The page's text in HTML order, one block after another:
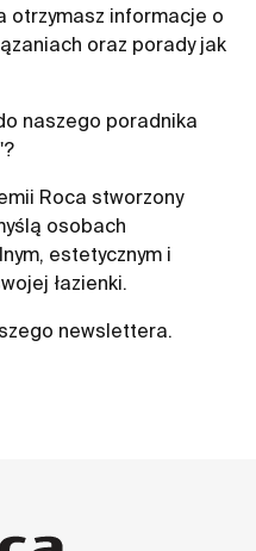
otrzymasz informacje o
oraz porady jak
naszego poradnika
Roca stworzony
osobach
estetycznym i
łazienki.
newslettera.